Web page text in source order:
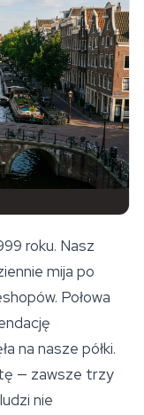
roku. Nasz
mija po
Połowa
na nasze półki.
— zawsze trzy
nie